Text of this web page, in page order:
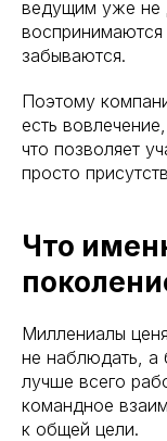
ведущим уже не
воспринимаются
забываются.
Поэтому
есть
что позволяет
просто
Что
Миллениалы
не наблюдать, а
лучше всего
командное
к общей цели.